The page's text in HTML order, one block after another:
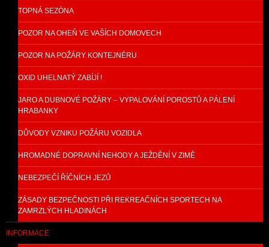
TOPNÁ SEZÓNA
POZOR NA OHEŇ VE VAŠÍCH DOMOVECH
POZOR NA POŽÁRY KONTEJNÉRU
OXID UHELNATÝ ZABÍJÍ !
JARO A DUBNOVÉ POŽÁRY – VYPALOVÁNÍ POROSTŮ A PÁLENÍ
HRABANKY
DŮVODY VZNIKU POŽÁRU VOZIDLA
HROMADNÉ DOPRAVNÍ NEHODY A JEŽDĚNÍ V ZIMĚ
NEBEZPEČÍ ŘÍČNÍCH JEZŮ
ZÁSADY BEZPEČNOSTI PŘI REKREAČNÍCH SPORTECH NA
ZAMRZLÝCH HLADINÁCH
INFORMACE